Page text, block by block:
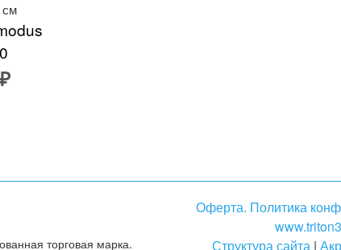
см
Оферта. Политика
Структура сайта |
торговая марка.